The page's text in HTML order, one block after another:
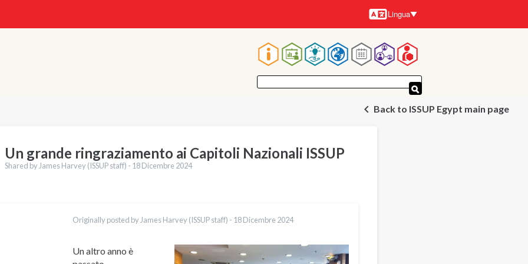
Lingue
Lingua
Navigazione
principale
Back to ISSUP Egypt main page
Un grande ringraziamento ai Capitoli Nazionali ISSUP
Shared by James Harvey (ISSUP staff) - 18 Dicembre 2024
Originally posted by James Harvey (ISSUP staff) - 18 Dicembre 2024
Un altro anno è